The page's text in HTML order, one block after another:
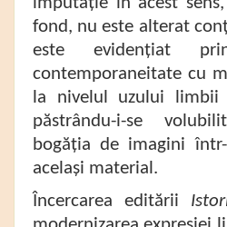
fond, nu este alterat
este evidențiat
contemporaneitate cu
la nivelul uzului limbii
păstrându-i-se
bogăția de imagini
același material.
Încercarea editării